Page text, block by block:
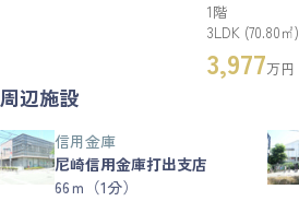
1階
3LDK (70.80㎡)
3,977万円
周辺施設
信用金庫
尼崎信用金庫打出支店
66ｍ（1分）